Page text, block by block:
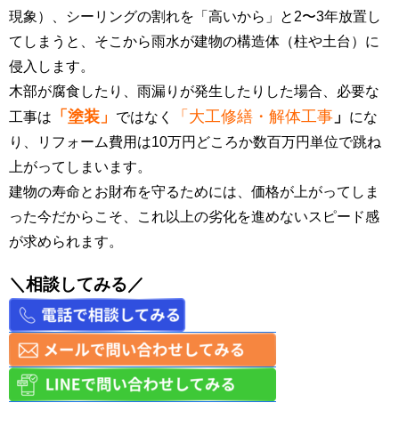
現象）、シーリングの割れを「高いから」と2〜3年放置し
てしまうと、そこから雨水が建物の構造体（柱や土台）に
侵入します。
木部が腐食したり、雨漏りが発生したりした場合、必要な
工事は
「塗装」 ではなく 「大工修繕・解体工事 」
にな
り、リフォーム費用は10万円どころか数百万円単位で跳ね
上がってしまいます。
建物の寿命とお財布を守るためには、価格が上がってしま
った今だからこそ、これ以上の劣化を進めないスピード感
が求められます。
＼相談してみる／